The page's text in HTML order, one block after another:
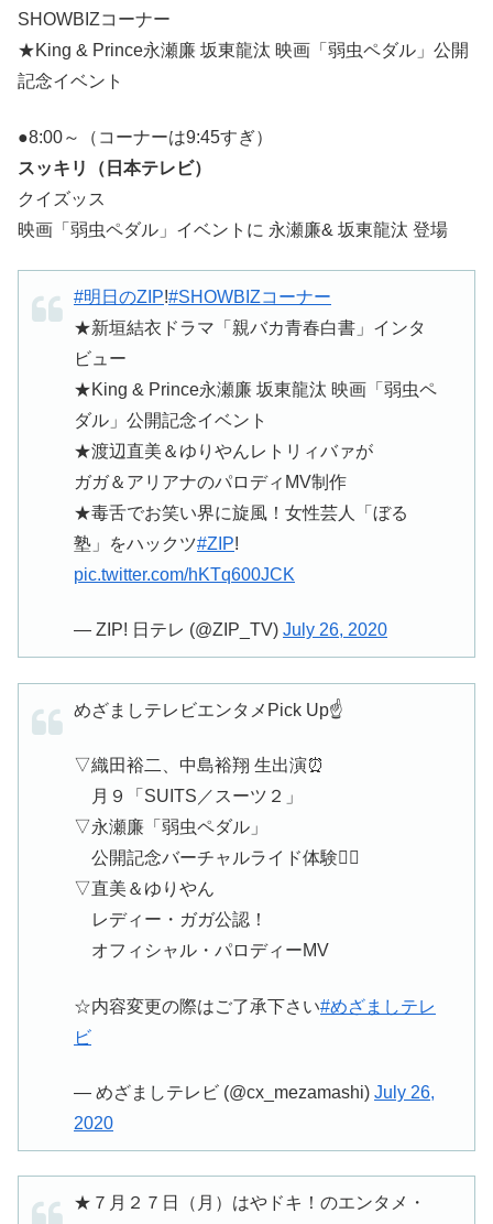
SHOWBIZコーナー
★King & Prince永瀬廉 坂東龍汰 映画「弱虫ペダル」公開
記念イベント
●8:00～（コーナーは9:45すぎ）
スッキリ（日本テレビ）
クイズッス
映画「弱虫ペダル」イベントに 永瀬廉& 坂東龍汰 登場
#明日のZIP!#SHOWBIZコーナー
★新垣結衣ドラマ「親バカ青春白書」インタ
ビュー
★King & Prince永瀬廉 坂東龍汰 映画「弱虫ペ
ダル」公開記念イベント
★渡辺直美＆ゆりやんレトリィバァが
ガガ＆アリアナのパロディMV制作
★毒舌でお笑い界に旋風！女性芸人「ぼる
塾」をハックツ#ZIP!
pic.twitter.com/hKTq600JCK
— ZIP! 日テレ (@ZIP_TV) July 26, 2020
めざましテレビエンタメPick Up☝️
▽織田裕二、中島裕翔 生出演⏰
月９「SUITS／スーツ２」
▽永瀬廉「弱虫ペダル」
公開記念バーチャルライド体験🚴‍♀‍
▽直美＆ゆりやん
レディー・ガガ公認！
オフィシャル・パロディーMV
☆内容変更の際はご了承下さい#めざましテレ
ビ
— めざましテレビ (@cx_mezamashi) July 26,
2020
★７月２７日（月）はやドキ！のエンタメ・